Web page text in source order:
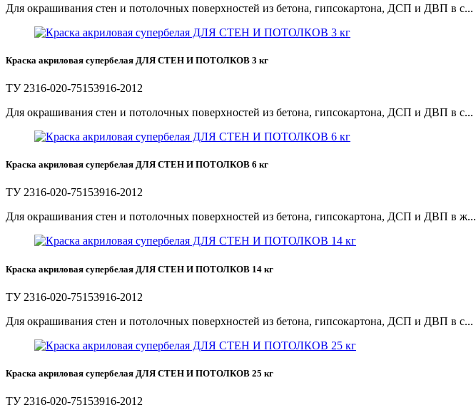
Для окрашивания стен и потолочных поверхностей из бетона, гипсокартона, ДСП и ДВП в с...
Краска акриловая супербелая ДЛЯ СТЕН И ПОТОЛКОВ 3 кг
ТУ 2316-020-75153916-2012
Для окрашивания стен и потолочных поверхностей из бетона, гипсокартона, ДСП и ДВП в с...
Краска акриловая супербелая ДЛЯ СТЕН И ПОТОЛКОВ 6 кг
ТУ 2316-020-75153916-2012
Для окрашивания стен и потолочных поверхностей из бетона, гипсокартона, ДСП и ДВП в ж...
Краска акриловая супербелая ДЛЯ СТЕН И ПОТОЛКОВ 14 кг
ТУ 2316-020-75153916-2012
Для окрашивания стен и потолочных поверхностей из бетона, гипсокартона, ДСП и ДВП в с...
Краска акриловая супербелая ДЛЯ СТЕН И ПОТОЛКОВ 25 кг
ТУ 2316-020-75153916-2012